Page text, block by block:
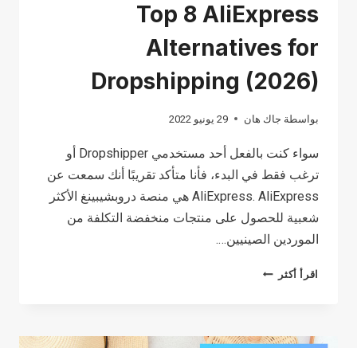
Top 8 AliExpress
Alternatives for
Dropshipping (2026)
بواسطة جاك هان 29 يونيو 2022
سواء كنت بالفعل أحد مستخدمي Dropshipper أو
ترغب فقط في البدء، فأنا متأكد تقريبًا أنك سمعت عن
AliExpress. AliExpress هي منصة دروبشيبينغ الأكثر
شعبية للحصول على منتجات منخفضة التكلفة من
الموردين الصينيين….
اقرأ أكثر
TOP
FOR